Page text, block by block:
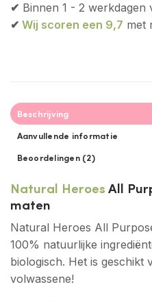
✔ Binnen 1 - 2 werkdagen
✔ Wij scoren een 9,7 met
Beschrijving
Aanvullende informatie
Beoordelingen (2)
Natural HeroesAll
maten
Natural Heroes All
100% natuurlijke
biologisch. Het is geschikt
volwassene!